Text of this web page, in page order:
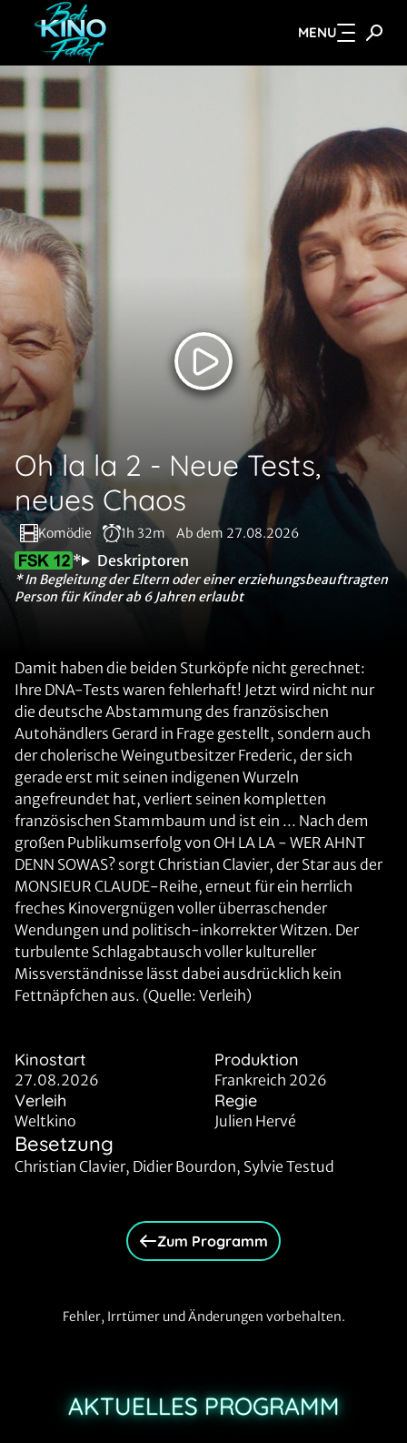
Zum Hauptinhalt springen MENU
Oh la la 2 - Neue Tests,
neues Chaos
Komödie 1h 32m Ab dem 27.08.2026
* Deskriptoren
* In Begleitung der Eltern oder einer erziehungsbeauftragten
Person für Kinder ab 6 Jahren erlaubt
Damit haben die beiden Sturköpfe nicht gerechnet:
Ihre DNA-Tests waren fehlerhaft! Jetzt wird nicht nur
die deutsche Abstammung des französischen
Autohändlers Gerard in Frage gestellt, sondern auch
der cholerische Weingutbesitzer Frederic, der sich
gerade erst mit seinen indigenen Wurzeln
angefreundet hat, verliert seinen kompletten
französischen Stammbaum und ist ein ... Nach dem
großen Publikumserfolg von OH LA LA - WER AHNT
DENN SOWAS? sorgt Christian Clavier, der Star aus der
MONSIEUR CLAUDE-Reihe, erneut für ein herrlich
freches Kinovergnügen voller überraschender
Wendungen und politisch-inkorrekter Witzen. Der
turbulente Schlagabtausch voller kultureller
Missverständnisse lässt dabei ausdrücklich kein
Fettnäpfchen aus. (Quelle: Verleih)
Kinostart
27.08.2026
Produktion
Frankreich 2026
Verleih
Weltkino
Regie
Julien Hervé
Besetzung
Christian Clavier, Didier Bourdon, Sylvie Testud
Zum Programm
Fehler, Irrtümer und Änderungen vorbehalten.
AKTUELLES PROGRAMM